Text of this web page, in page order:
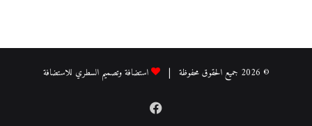
© 2026 جميع الحقوق محفوظة | استضافة وتصميم السطري للاستضافة